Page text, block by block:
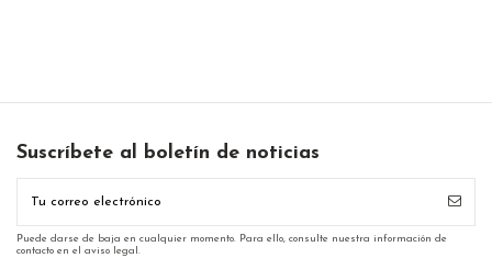
Suscríbete al boletín de noticias
Puede darse de baja en cualquier momento. Para ello, consulte nuestra información de
contacto en el aviso legal.